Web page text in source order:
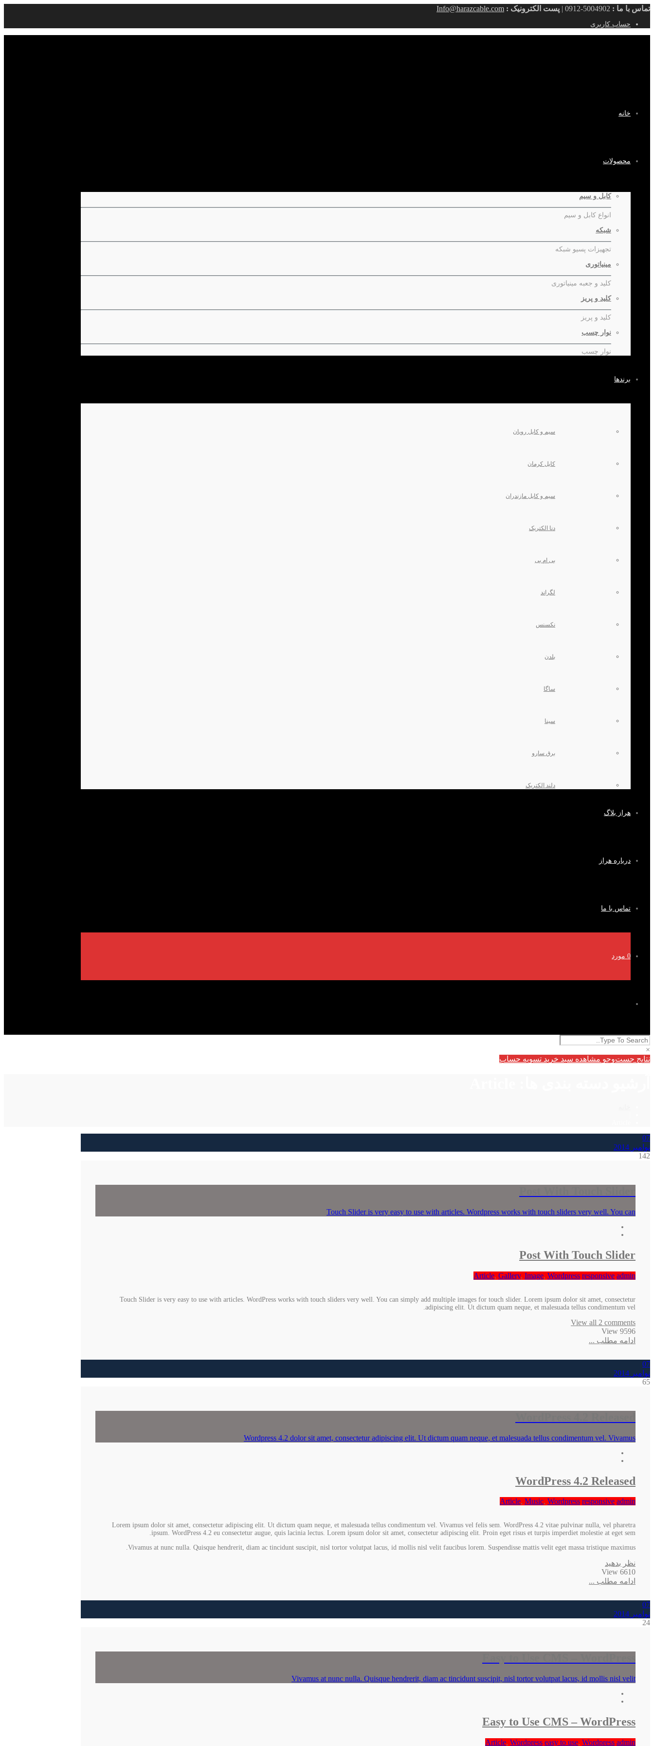
تماس با ما : پست الکترونیک : Info@harazcable.com
حساب کاربری
خانه
محصولات
کابل و سیم
انواع کابل و سیم
شبکه
تجهیزات پسیو شبکه
مینیاتوری
کلید و جعبه مینیاتوری
کلید و پریز
کلید و پریز
نوار چسب
نوار چسب
برندها
سیم و کابل رویان
کابل کرمان
سیم و کابل مازندران
دنا الکتریک
بی ام بی
لگراند
نکسنس
بلدن
ساگا
سینا
برق سارو
دلند الکتریک
هراز بلاگ
درباره هراز
تماس با ما
0 مورد
×
نتایج جست‌وجو مشاهده سبد خرید تسویه حساب
07
نوامبر 2014
142
Touch Slider is very easy to use with articles. Wordpress works with touch sliders very well. You can
Post With Touch Slider
Article, Gallery, Image, Wordpress responsive admin
Touch Slider is very easy to use with articles. WordPress works with touch sliders very well. You can simply add multiple images for touch slider. Lorem ipsum dolor sit amet, consectetur
adipiscing elit. Ut dictum quam neque, et malesuada tellus condimentum vel.
View all 2 comments
9596 View
ادامه مطلب ...
07
نوامبر 2014
65
Wordpress 4.2 dolor sit amet, consectetur adipiscing elit. Ut dictum quam neque, et malesuada tellus condimentum vel. Vivamus
WordPress 4.2 Released
Article, Music, Wordpress responsive admin
Lorem ipsum dolor sit amet, consectetur adipiscing elit. Ut dictum quam neque, et malesuada tellus condimentum vel. Vivamus vel felis sem. WordPress 4.2 vitae pulvinar nulla, vel pharetra
ipsum. WordPress 4.2 eu consectetur augue, quis lacinia lectus. Lorem ipsum dolor sit amet, consectetur adipiscing elit. Proin eget risus et turpis imperdiet molestie at eget sem.
Vivamus at nunc nulla. Quisque hendrerit, diam ac tincidunt suscipit, nisl tortor volutpat lacus, id mollis nisl velit faucibus lorem. Suspendisse mattis velit eget massa tristique maximus.
نظر بدهید
6610 View
ادامه مطلب ...
07
نوامبر 2014
24
Vivamus at nunc nulla. Quisque hendrerit, diam ac tincidunt suscipit, nisl tortor volutpat lacus, id mollis nisl velit
Easy to Use CMS – WordPress
Article, Wordpress easy to use, Wordpress admin